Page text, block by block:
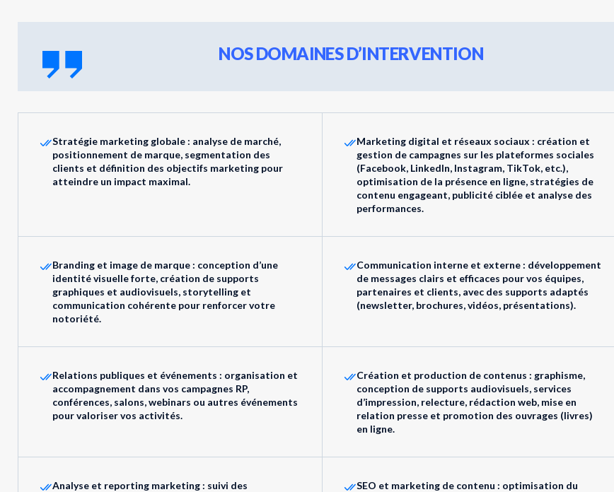
NOS DOMAINES D’INTERVENTION
Stratégie marketing globale : analyse de marché,
positionnement de marque, segmentation des
clients et définition des objectifs marketing pour
atteindre un impact maximal.
Marketing digital et réseaux sociaux : création et
gestion de campagnes sur les plateformes sociales
(Facebook, LinkedIn, Instagram, TikTok, etc.),
optimisation de la présence en ligne, stratégies de
contenu engageant, publicité ciblée et analyse des
performances.
Branding et image de marque : conception d’une
identité visuelle forte, création de supports
graphiques et audiovisuels, storytelling et
communication cohérente pour renforcer votre
notoriété.
Communication interne et externe : développement
de messages clairs et efficaces pour vos équipes,
partenaires et clients, avec des supports adaptés
(newsletter, brochures, vidéos, présentations).
Relations publiques et événements : organisation et
accompagnement dans vos campagnes RP,
conférences, salons, webinars ou autres événements
pour valoriser vos activités.
Création et production de contenus : graphisme,
conception de supports audiovisuels, services
d’impression, relecture, rédaction web, mise en
relation presse et promotion des ouvrages (livres)
en ligne.
Analyse et reporting marketing : suivi des
SEO et marketing de contenu : optimisation du